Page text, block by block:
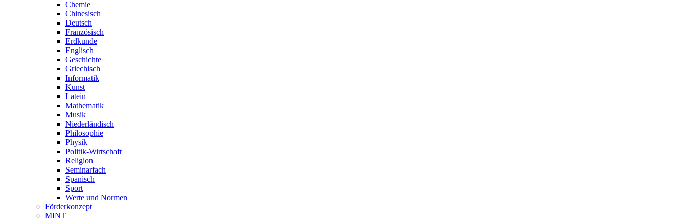
Chemie
Chinesisch
Deutsch
Französisch
Erdkunde
Englisch
Geschichte
Griechisch
Informatik
Kunst
Latein
Mathematik
Musik
Niederländisch
Philosophie
Physik
Politik-Wirtschaft
Religion
Seminarfach
Spanisch
Sport
Werte und Normen
Förderkonzept
MINT